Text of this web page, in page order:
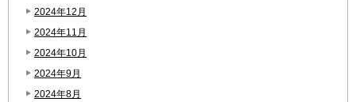
2024年12月
2024年11月
2024年10月
2024年9月
2024年8月